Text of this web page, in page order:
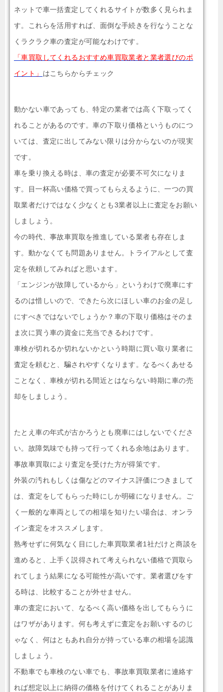
ネットで車一括査定してくれるサイトが数多く見られま
す。これらを活用すれば、面倒な手続きを行なうことな
くラクラク車の査定が可能なわけです。
「車買取してくれるおすすめ車買取業者と業者選びのポ
イント」 はこちらからチェック
動かない車であっても、特定の業者では高く下取ってく
れることがあるのです。車の下取り価格というものにつ
いては、査定に出してみない限りは分からないのが現実
です。
車を乗り換える時は、車の査定が必要不可欠になりま
す。目一杯高い価格で買ってもらえるように、一つの買
取業者だけではなく少なくとも3業者以上に査定をお願い
しましょう。
今の時代、事故車買取を推進している業者も存在しま
す。動かなくても問題ありません。トライアルとして査
定を依頼してみればと思います。
「エンジンが故障しているから」というわけで廃車にす
るのは惜しいので、できたら次にほしい車のお金の足し
にすべきではないでしょうか？車の下取り価格はそのま
ま次に買う車の資金に充当できるわけです。
車検が切れるか切れないかという時期に買い取り業者に
査定を頼むと、騙されやすくなります。なるべくあせる
ことなく、車検が切れる間近とはならない時期に車の売
却をしましょう。
たとえ車の年式が古かろうとも廃車にはしないでくださ
い。故障気味でも持って行ってくれる余地はあります。
事故車買取により査定を受けた方が得策です。
外装の汚れもしくは傷などのマイナス評価につきまして
は、査定をしてもらった時にしか明確になりません。ご
く一般的な車両としての相場を知りたい場合は、オンラ
イン査定をオススメします。
熟考せずに何気なく目にした車買取業者1社だけと商談を
進めると、上手く説得されて考えられない価格で買取ら
れてしまう結果になる可能性が高いです。業者選びをす
る時は、比較することが外せません。
車の査定において、なるべく高い価格を出してもらうに
はワザがあります。何も考えずに査定をお願いするのじ
ゃなく、何はともあれ自分が持っている車の相場を認識
しましょう。
不動車でも車検のない車でも、事故車買取業者に連絡す
れば想定以上に納得の価格を付けてくれることがありま